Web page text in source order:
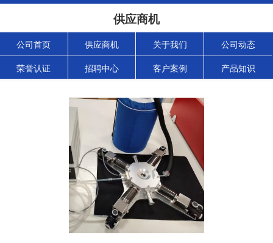
供应商机
公司首页 供应商机 关于我们 公司动态
荣誉认证 招聘中心 客户案例 产品知识